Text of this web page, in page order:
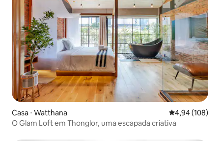
Casa ⋅ Watthana 4,94 de uma
4,94 (108)
O Glam Loft em Thonglor, uma escapada criativa